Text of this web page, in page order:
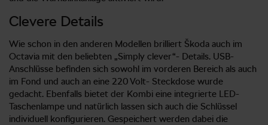
Clevere Details
Wie schon in den anderen Modellen brilliert Škoda auch im
Octavia mit den beliebten „Simply clever“- Details. USB-
Anschlüsse befinden sich sowohl im vorderen Bereich als auch
im Fond und auch an eine 220 Volt- Steckdose wurde
gedacht. Ebenfalls bietet der Kombi eine integrierte LED-
Taschenlampe und natürlich lassen sich auch die Schlüssel
individuell konfigurieren. Gespeichert werden dabei die